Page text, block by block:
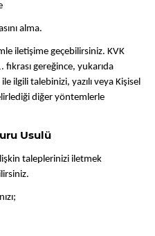
alma.
iletişime geçebilirsiniz. KVK
gereğince, yukarıda
ilgili talebinizi, yazılı veya Kişisel
diğer yöntemlerle
Usulü
taleplerinizi iletmek